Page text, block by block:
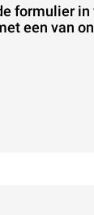
formulier in
een van